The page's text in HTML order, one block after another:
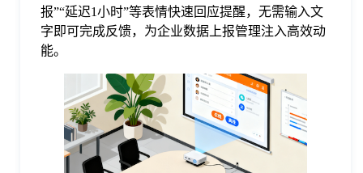
见
报”“延迟1小时”等表情快速回应提醒，无需输入文
字即可完成反馈，为企业数据上报管理注入高效动
能。